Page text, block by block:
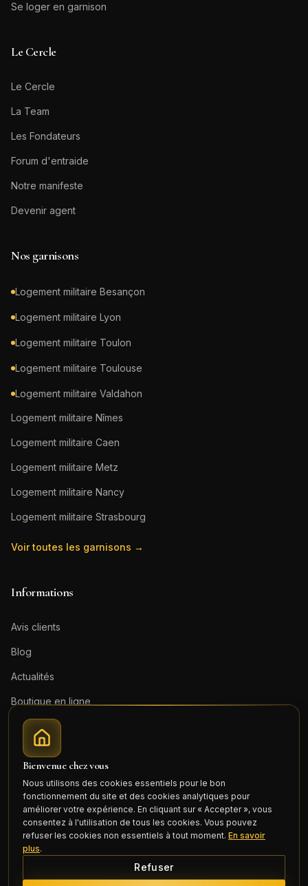
Se loger en garnison
Le Cercle
Le Cercle
La Team
Les Fondateurs
Forum d'entraide
Notre manifeste
Devenir agent
Nos garnisons
Logement militaire Besançon
Logement militaire Lyon
Logement militaire Toulon
Logement militaire Toulouse
Logement militaire Valdahon
Logement militaire Nîmes
Logement militaire Caen
Logement militaire Metz
Logement militaire Nancy
Logement militaire Strasbourg
Voir toutes les garnisons →
Informations
Avis clients
Blog
Actualités
Boutique en ligne
Contact
Mentions légales
Connexion
Bienvenue chez vous
Nous utilisons des cookies essentiels pour le bon
fonctionnement du site et des cookies analytiques pour
améliorer votre expérience. En cliquant sur « Accepter », vous
consentez à l'utilisation de tous les cookies. Vous pouvez
refuser les cookies non essentiels à tout moment. En savoir
plus.
Refuser